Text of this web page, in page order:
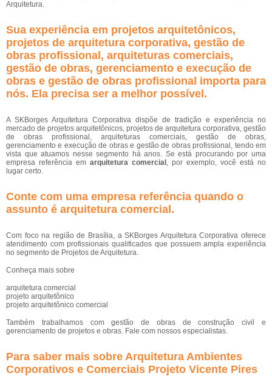
Arquitetura.
Sua experiência em projetos arquitetônicos,
projetos de arquitetura corporativa, gestão de
obras profissional, arquiteturas comerciais,
gestão de obras, gerenciamento e execução de
obras e gestão de obras profissional importa para
nós. Ela precisa ser a melhor possível.
A SKBorges Arquitetura Corporativa dispõe de tradição e experiência no
mercado de projetos arquitetônicos, projetos de arquitetura corporativa, gestão
de obras profissional, arquiteturas comerciais, gestão de obras,
gerenciamento e execução de obras e gestão de obras profissional, tendo em
vista que atuamos nesse segmento há anos. Se está procurando por uma
empresa referência em arquitetura comercial , por exemplo, você está no
lugar certo.
Conte com uma empresa referência quando o
assunto é arquitetura comercial.
Com foco na região de Brasília, a SKBorges Arquitetura Corporativa oferece
atendimento com profissionais qualificados que possuem ampla experiência
no segmento de Projetos de Arquitetura.
Conheça mais sobre
arquitetura comercial
projeto arquitetônico
projeto arquitetônico comercial
Também trabalhamos com gestão de obras de construção civil e
gerenciamento de projetos e obras. Fale com nossos especialistas.
Para saber mais sobre Arquitetura Ambientes
Corporativos e Comerciais Projeto Vicente Pires